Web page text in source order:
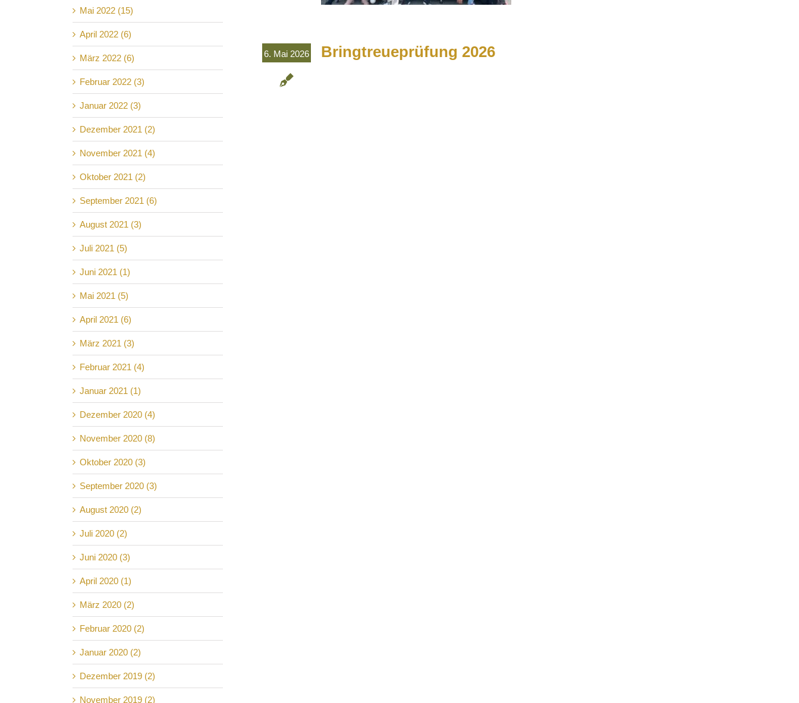
6. Mai 2026 Bringtreueprüfung 2026
Mai 2022 (15)
April 2022 (6)
März 2022 (6)
Februar 2022 (3)
Januar 2022 (3)
Dezember 2021 (2)
November 2021 (4)
Oktober 2021 (2)
September 2021 (6)
August 2021 (3)
Juli 2021 (5)
Juni 2021 (1)
Mai 2021 (5)
April 2021 (6)
März 2021 (3)
Februar 2021 (4)
Januar 2021 (1)
Dezember 2020 (4)
November 2020 (8)
Oktober 2020 (3)
September 2020 (3)
August 2020 (2)
Juli 2020 (2)
Juni 2020 (3)
April 2020 (1)
März 2020 (2)
Februar 2020 (2)
Januar 2020 (2)
Dezember 2019 (2)
November 2019 (2)